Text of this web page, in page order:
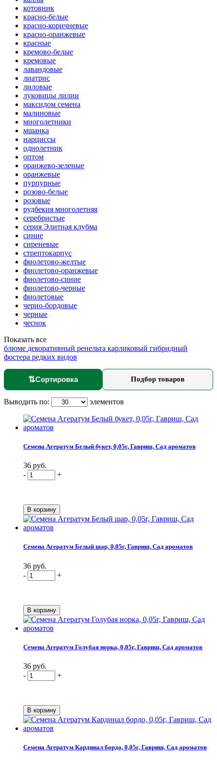
котовник
красно-белые
красно-коричневые
красно-оранжевые
красные
кремово-белые
кремовые
лавандовые
лиатрис
лиловые
луковицы лилии
максидом семена
малиновые
многолетники
мшанка
нарциссы
однолетник
оптом
оранжево-зеленые
оранжевые
пурпурные
розово-белые
розовые
рудбекия многолетняя
серебристые
серия Элитная клубма
синие
сиреневые
стрептокарпус
фиолетово-желтые
фиолетово-оранжевые
фиолетово-синие
фиолетово-черные
фиолетовые
черно-бордовые
черные
чеснок
Показать все
блюме декоративный ренельта карликовый гибридный
фостера редких видов
⇅Сортировка Подбор товаров
Выводить по: элементов
Семена Агератум Белый букет, 0,05г, Гавриш, Сад ароматов
36 руб.
-
+
Семена Агератум Белый шар, 0,05г, Гавриш, Сад ароматов
36 руб.
-
+
Семена Агератум Голубая норка, 0,05г, Гавриш, Сад ароматов
36 руб.
-
+
Семена Агератум Кардинал бордо, 0,05г, Гавриш, Сад ароматов